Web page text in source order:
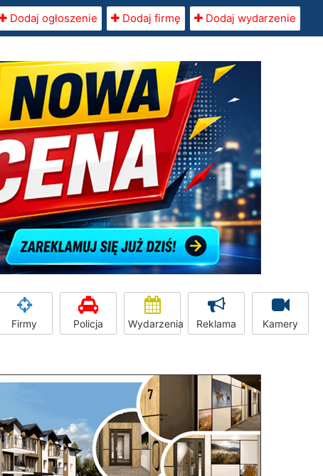
Dodaj ogłoszenie Dodaj firmę Dodaj wydarzenie
Firmy Policja Wydarzenia Reklama Kamery